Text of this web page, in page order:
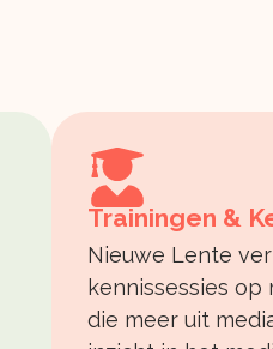
Trainingen &
Nieuwe Lente
kennissessies op
die meer uit